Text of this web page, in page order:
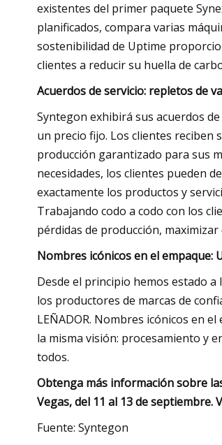
existentes del primer paquete
planificados, compara varias
sostenibilidad de Uptime
clientes a reducir su huella de
Acuerdos de servicio: repletos de
Syntegon exhibirá sus acuerdos
un precio fijo. Los clientes reciben
producción garantizado para sus
necesidades, los clientes pueden
exactamente los productos y
Trabajando codo a codo con los
pérdidas de producción,
Nombres icónicos en el empaque:
Desde el principio hemos estado
los productores de marcas de
LEÑADOR. Nombres icónicos en
la misma visión: procesamiento y
todos.
Obtenga más información sobre
Vegas, del 11 al 13 de septiembre.
Fuente: Syntegon